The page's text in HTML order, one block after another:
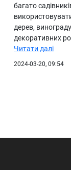
багато
дерев,
декоративних
Читати далі
2024-03-20, 09:54